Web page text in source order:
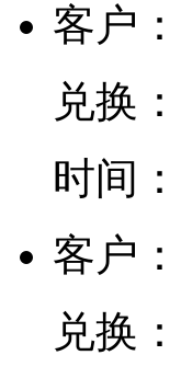
客户：
兑换：
时间：
客户：
兑换：